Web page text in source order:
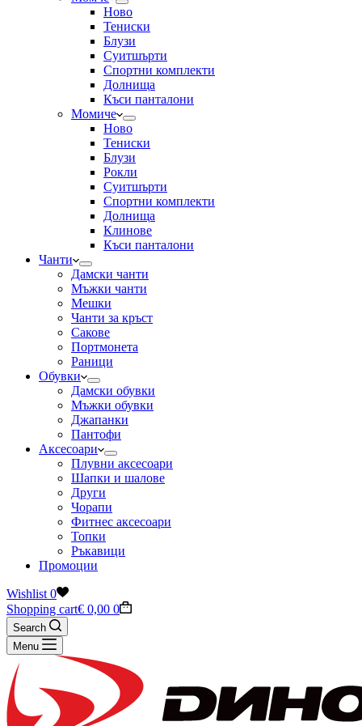
Ново
Тениски
Блузи
Суитшърти
Спортни комплекти
Долнища
Къси панталони
Момиче
Ново
Тениски
Блузи
Рокли
Суитшърти
Спортни комплекти
Долнища
Клинове
Къси панталони
Чанти
Дамски чанти
Мъжки чанти
Мешки
Чанти за кръст
Сакове
Портмонета
Раници
Обувки
Дамски обувки
Мъжки обувки
Джапанки
Пантофи
Аксесоари
Плувни аксесоари
Шапки и шалове
Други
Чорапи
Фитнес аксесоари
Топки
Ръкавици
Промоции
Wishlist 0
Shopping cart€ 0,00 0
Search
Menu